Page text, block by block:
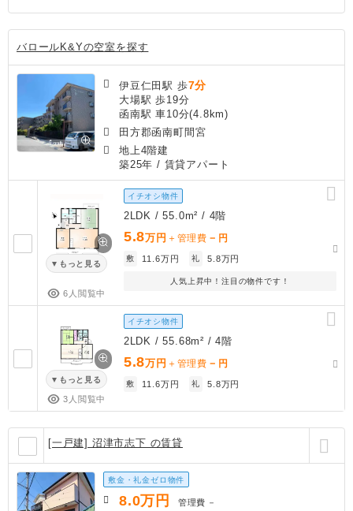
バロールK&Yの空室を探す
伊豆仁田駅 歩7分
大場駅 歩19分
函南駅 車10分(4.8km)
田方郡函南町間宮
地上4階建
築25年 / 賃貸アパート
もっと見る
6人閲覧中
イチオシ物件
2LDK / 55.0m² / 4階
5.8万円 ＋管理費 － 円
敷 11.6万円 礼 5.8万円
人気上昇中！注目の物件です！
もっと見る
3人閲覧中
イチオシ物件
2LDK / 55.68m² / 4階
5.8万円 ＋管理費 － 円
敷 11.6万円 礼 5.8万円
[一戸建] 沼津市志下 の賃貸
敷金・礼金ゼロ物件
8.0万円 管理費 －